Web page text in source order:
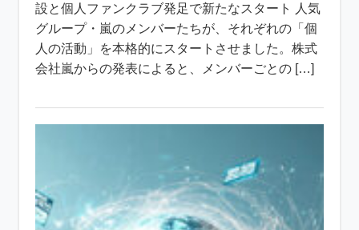
設と個人ファンクラブ発足で新たなスタート 人気
グループ・嵐のメンバーたちが、それぞれの「個
人の活動」を本格的にスタートさせました。株式
会社嵐からの発表によると、メンバーごとの […]